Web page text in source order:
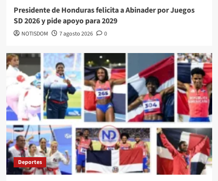
Presidente de Honduras felicita a Abinader por Juegos
SD 2026 y pide apoyo para 2029
NOTISDOM 7 agosto 2026 0
Deportes